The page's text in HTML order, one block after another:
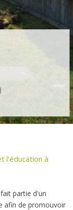
l'éducation à
partie d'un
afin de promouvoir